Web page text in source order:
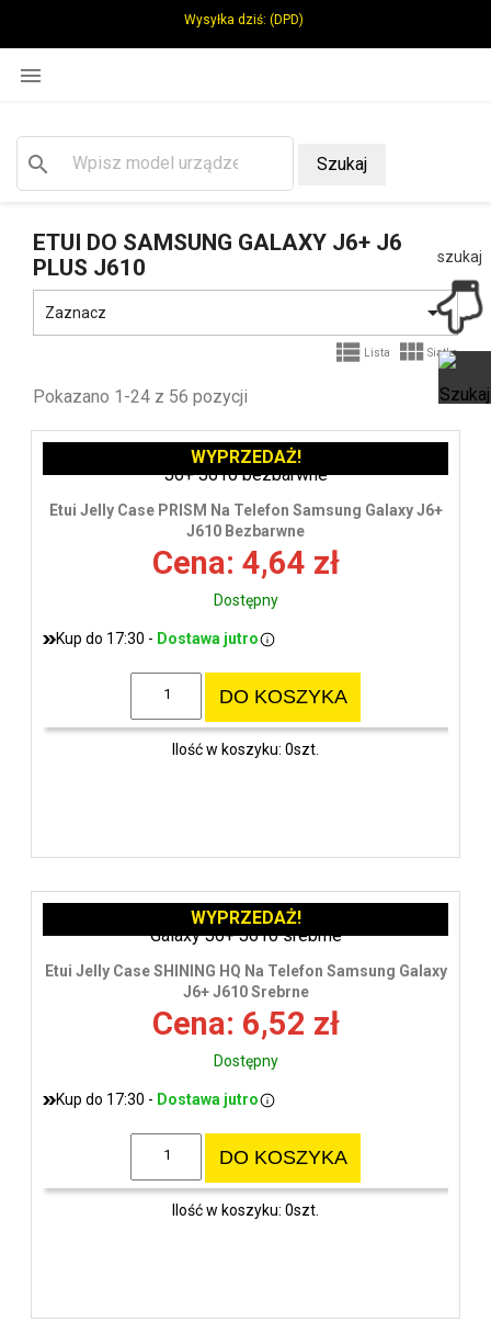
Wysyłka dziś: (DPD)

search Szukaj
ETUI DO SAMSUNG GALAXY J6+ J6
PLUS J610
Zaznacz 
 Lista  Siatka
Pokazano 1-24 z 56 pozycji
Etui Jelly Case PRISM Na Telefon Samsung Galaxy J6+
J610 Bezbarwne
Cena: 4,64 zł
Dostępny
Kup do 17:30 - Dostawa jutro
DO KOSZYKA
Ilość w koszyku: 0szt.
WYPRZEDAŻ!
Etui Jelly Case SHINING HQ Na Telefon Samsung Galaxy
J6+ J610 Srebrne
Cena: 6,52 zł
Dostępny
Kup do 17:30 - Dostawa jutro
DO KOSZYKA
Ilość w koszyku: 0szt.
WYPRZEDAŻ!
szukaj